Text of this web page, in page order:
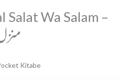
Salat Wa Salam –
Kitabe